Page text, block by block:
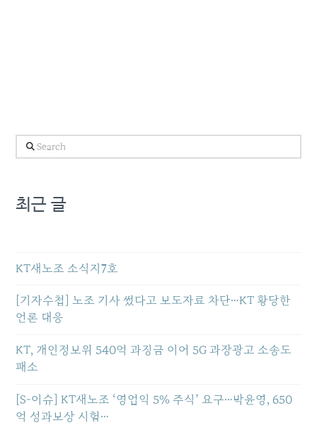
Search
최근 글
KT새노조 소식지7호
[기자수첩] 노조 기사 썼다고 보도자료 차단…KT 황당한
언론 대응
KT, 개인정보위 540억 과징금 이어 5G 과장광고 소송도
패소
[S-이슈] KT새노조 ‘영업익 5% 주식’ 요구…박윤영, 650
억 성과보상 시험…